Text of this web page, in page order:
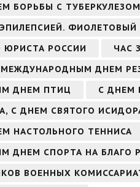
БОРЬБЫ С ТУБЕРКУЛЕЗОМ
ФИОЛЕТОВЫЙ
ЮРИСТА РОССИИ
ЧАС
МЕЖДУНАРОДНЫМ ДНЕМ
ДНЕМ ПТИЦ
С ДНЕМ
С ДНЕМ СВЯТОГО
НАСТОЛЬНОГО ТЕННИСА
ДНЕМ СПОРТА НА БЛАГО
ВОЕННЫХ